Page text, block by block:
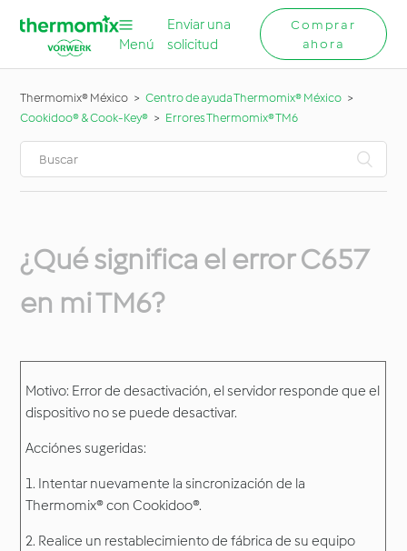
Menú
Enviar una
solicitud
Comprar
ahora
Thermomix® México
Centro de ayuda Thermomix® México
Cookidoo® & Cook-Key®
Errores Thermomix® TM6
¿Qué significa el error C657
en mi TM6?
Motivo: Error de desactivación, el servidor responde que el
dispositivo no se puede desactivar.
Acciónes sugeridas:
1. Intentar nuevamente la sincronización de la
Thermomix® con Cookidoo®.
2. Realice un restablecimiento de fábrica de su equipo